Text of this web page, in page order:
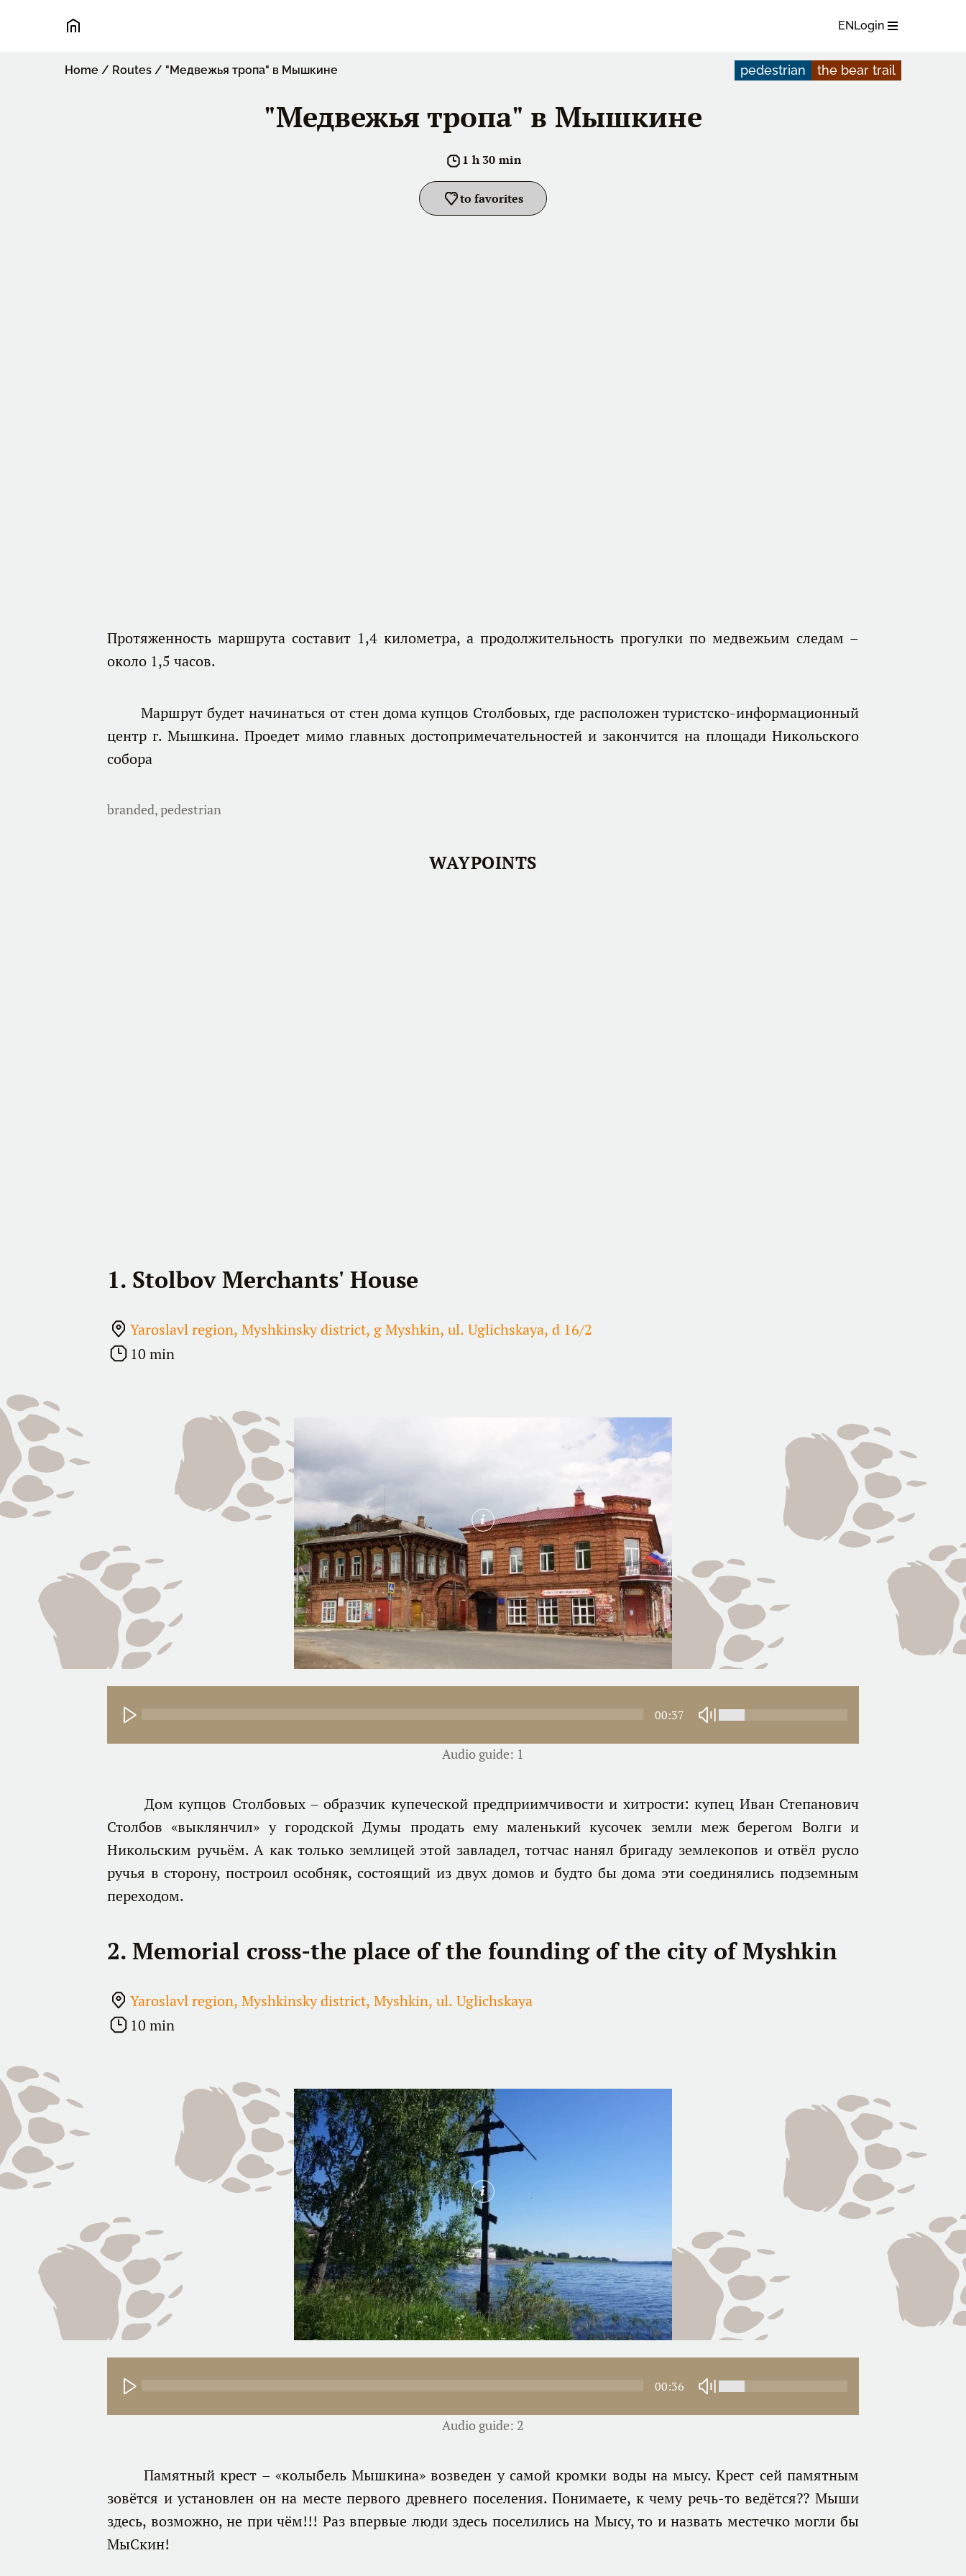
ENLogin
Home / Routes / "Медвежья тропа" в Мышкине pedestrian the bear trail
"Медвежья тропа" в Мышкине
1 h 30 min
to favorites
Протяженность маршрута составит 1,4 километра, а продолжительность прогулки по медвежьим следам –
около 1,5 часов.
Маршрут будет начинаться от стен дома купцов Столбовых, где расположен туристско-информационный
центр г. Мышкина. Проедет мимо главных достопримечательностей и закончится на площади Никольского
собора
branded,pedestrian
WAYPOINTS
1. Stolbov Merchants' House
Yaroslavl region, Myshkinsky district, g Myshkin, ul. Uglichskaya, d 16/2
10 min
00:37
Audio guide: 1
Дом купцов Столбовых – образчик купеческой предприимчивости и хитрости: купец Иван Степанович
Столбов «выклянчил» у городской Думы продать ему маленький кусочек земли меж берегом Волги и
Никольским ручьём. А как только землицей этой завладел, тотчас нанял бригаду землекопов и отвёл русло
ручья в сторону, построил особняк, состоящий из двух домов и будто бы дома эти соединялись подземным
переходом.
2. Memorial cross-the place of the founding of the city of Myshkin
Yaroslavl region, Myshkinsky district, Myshkin, ul. Uglichskaya
10 min
00:36
Audio guide: 2
Памятный крест – «колыбель Мышкина» возведен у самой кромки воды на мысу. Крест сей памятным
зовётся и установлен он на месте первого древнего поселения. Понимаете, к чему речь-то ведётся?? Мыши
здесь, возможно, не при чём!!! Раз впервые люди здесь поселились на Мысу, то и назвать местечко могли бы
МыСкин!